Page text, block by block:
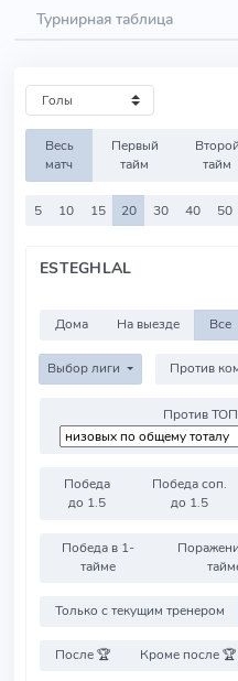
Турнирная таблица
Весь
матч
Первый
тайм
Второй
тайм
5 10 15 20 30 40 50
ESTEGHLAL
Дома На выезде Все
Выбор лиги
Против
Победа
до 1.5
Победа соп.
до 1.5
Победа в 1-
тайме
Только с текущим тренером
После 🏆 Кроме после 🏆